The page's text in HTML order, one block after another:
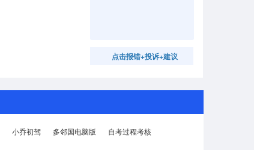
点击报错+投诉+建议
小乔初驾 多邻国电脑版
自考过程考核